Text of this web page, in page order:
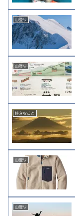
山登り
山登り
好きなこと
山登り
山登り